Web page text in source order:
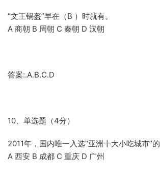
“文王锅盔”早在（B ）时就有。
A 商朝 B 周朝 C 秦朝 D 汉朝
答案:.A.B.C.D
10、单选题（4分）
2011年，国内唯一入选“亚洲十大小吃城市”的
A 西安 B 成都 C 重庆 D 广州